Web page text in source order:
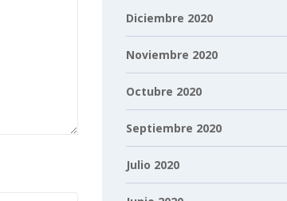
Diciembre 2020
Noviembre 2020
Octubre 2020
Septiembre 2020
Julio 2020